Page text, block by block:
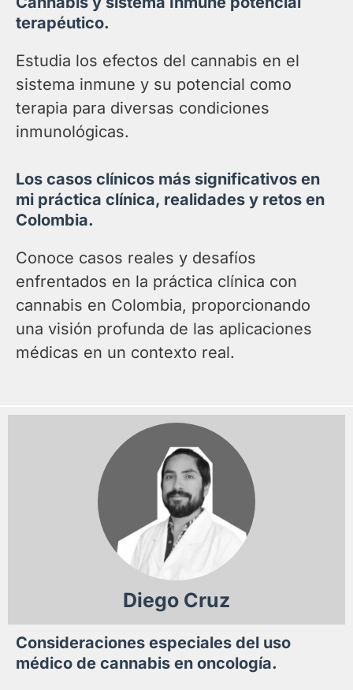
terapéutico.
Estudia los efectos del cannabis en el
sistema inmune y su potencial como
terapia para diversas condiciones
inmunológicas.
Los casos clínicos más significativos en
mi práctica clínica, realidades y retos en
Colombia.
Conoce casos reales y desafíos
enfrentados en la práctica clínica con
cannabis en Colombia, proporcionando
una visión profunda de las aplicaciones
médicas en un contexto real.
Diego Cruz
Consideraciones especiales del uso
médico de cannabis en oncología.